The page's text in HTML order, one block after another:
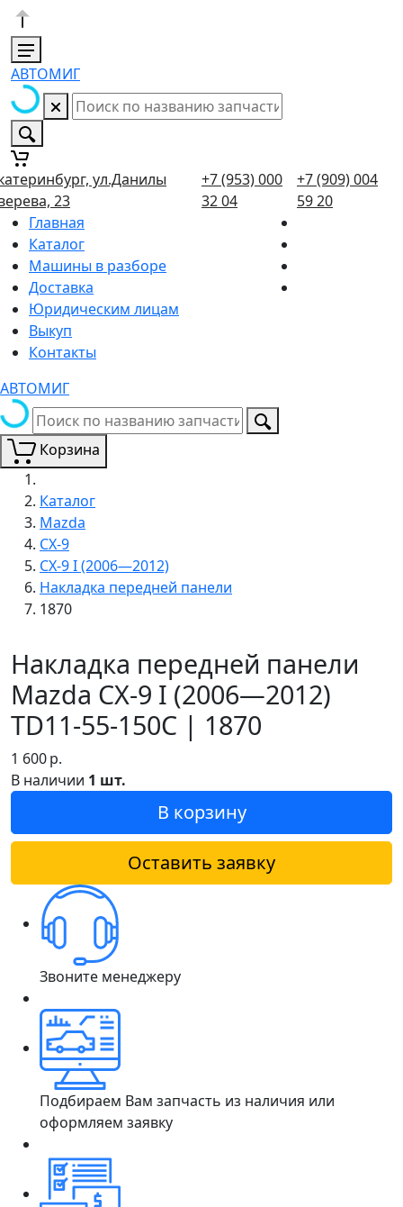
АВТОМИГ
ул.Данилы
23
+7 (953) 000
32 04
+7 (909) 004
59 20
Главная
Каталог
Машины в разборе
Доставка
Юридическим лицам
Выкуп
Контакты
АВТОМИГ
Корзина
Каталог
Mazda
CX-9
CX-9 I (2006—2012)
Накладка передней панели
1870
Накладка передней панели
Mazda CX-9 I (2006—2012)
TD11-55-150C | 1870
1 600р.
В наличии 1 шт.
В корзину
Оставить заявку
Звоните менеджеру
Подбираем Вам запчасть из наличия или
оформляем заявку